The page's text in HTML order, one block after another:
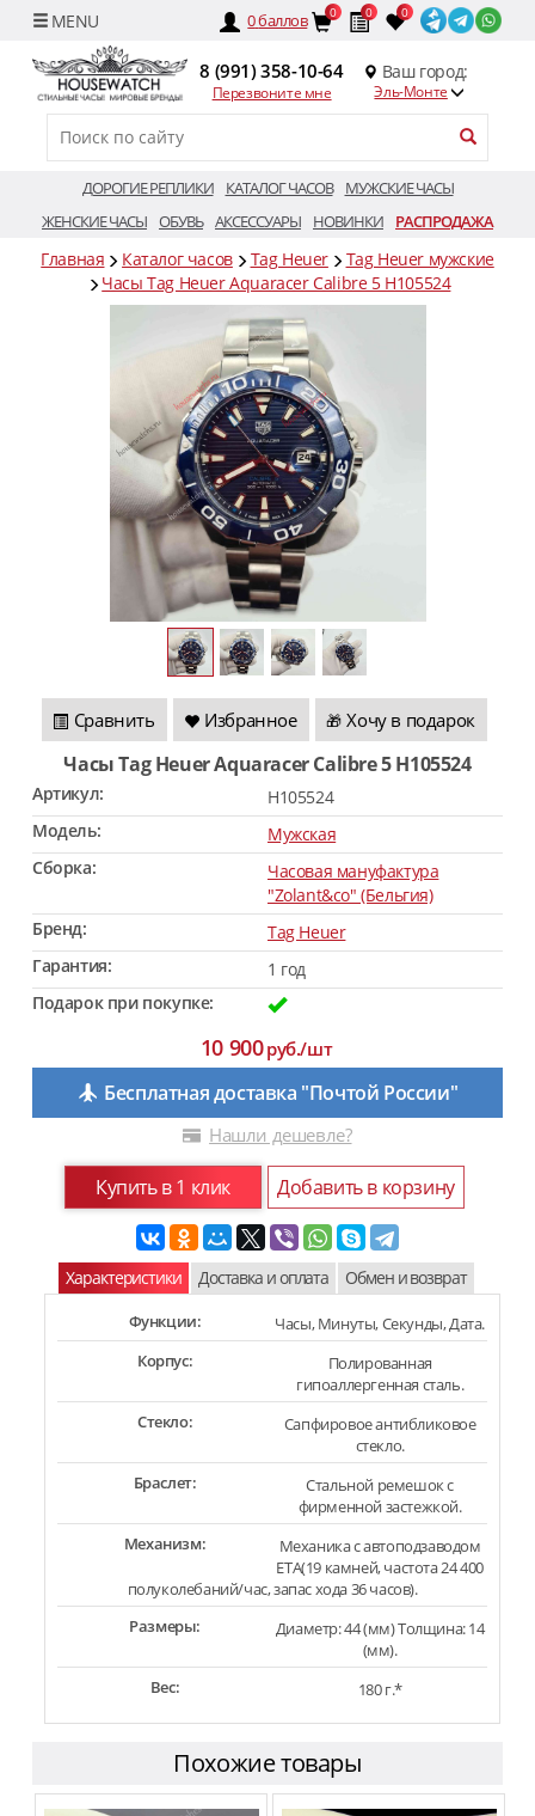
0баллов 0 0 0
8 (991) 358-10-64
Перезвоните мне
Ваш город:
Эль-Монте
ДОРОГИЕ РЕПЛИКИ КАТАЛОГ ЧАСОВ
МУЖСКИЕ ЧАСЫ
ЖЕНСКИЕ ЧАСЫ ОБУВЬ АКСЕССУАРЫ НОВИНКИ РАСПРОДАЖА
Главная Каталог часов Tag Heuer
Tag Heuer мужские
Часы Tag Heuer Aquaracer Calibre 5 H105524
Сравнить Избранное 🎁 Хочу в подарок
Часы Tag Heuer Aquaracer Calibre 5 H105524
Артикул:
H105524
Модель:
Мужская
Сборка:
Часовая мануфактура
"Zolant&co" (Бельгия)
Бренд:
Tag Heuer
Гарантия:
1 год
Подарок при покупке:
10 900руб./шт
Бесплатная доставка "Почтой России"
Нашли дешевле?
Купить в 1 клик Добавить в корзину
Характеристики Доставка и оплата Обмен и возврат
Функции:
Часы, Минуты, Секунды, Дата.
Корпус:
Полированная
гипоаллергенная сталь.
Стекло:
Сапфировое антибликовое
стекло.
Браслет:
Стальной ремешок с
фирменной застежкой.
Механизм:
Механика с автоподзаводом
ETA(19 камней, частота 24 400
полуколебаний/час, запас хода 36 часов).
Размеры:
Диаметр: 44 (мм) Толщина: 14
(мм).
Вес:
180 г.*
Похожие товары